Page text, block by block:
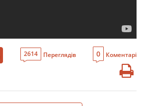
2614 Переглядів 0 Коментарі